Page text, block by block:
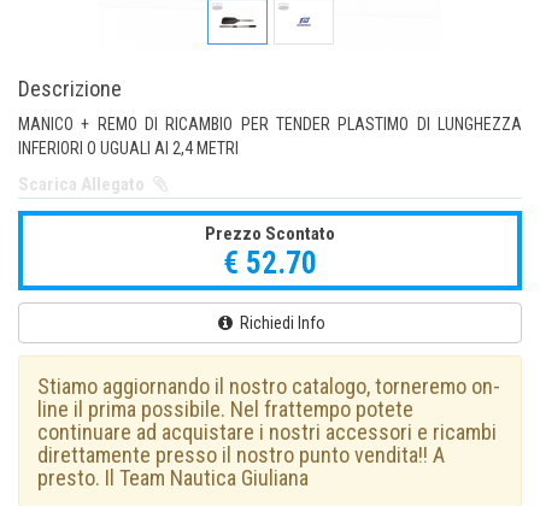
Descrizione
MANICO + REMO DI RICAMBIO PER TENDER PLASTIMO DI LUNGHEZZA
INFERIORI O UGUALI AI 2,4 METRI
Scarica Allegato
Prezzo Scontato
€ 52.70
Richiedi Info
Stiamo aggiornando il nostro catalogo, torneremo on-
line il prima possibile. Nel frattempo potete
continuare ad acquistare i nostri accessori e ricambi
direttamente presso il nostro punto vendita!! A
presto. Il Team Nautica Giuliana